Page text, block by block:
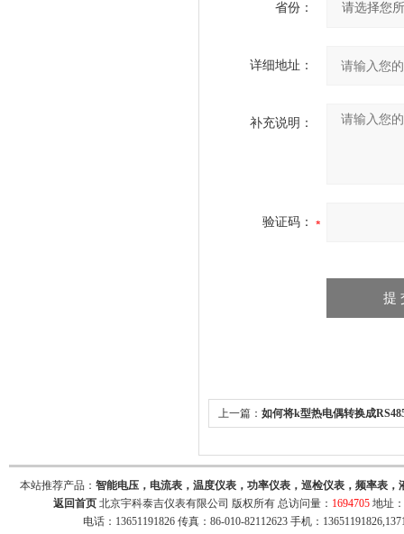
省份：
详细地址：
补充说明：
验证码：
上一篇： 如何将k型热电偶转换成
本站推荐产品： 智能电压，电流表，温度仪表，功率仪表，巡检仪表，频率表
返回首页 北京宇科泰吉仪表有限公司 版权所有 总访问量： 1694705 地址
电话：13651191826 传真：86-010-82112623 手机：